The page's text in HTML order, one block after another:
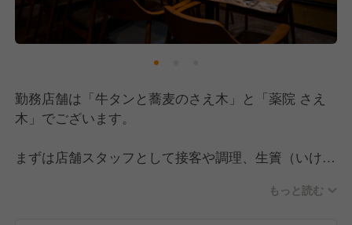
勤務店舗は「牛タンと蕎麦のさえ木」と「薬院 さえ
木」でございます。
まずは店舗スタッフとして接客や調理、生簀（いけ
び、早期に店長として店舗運営全般をお任せします。
もっと読む